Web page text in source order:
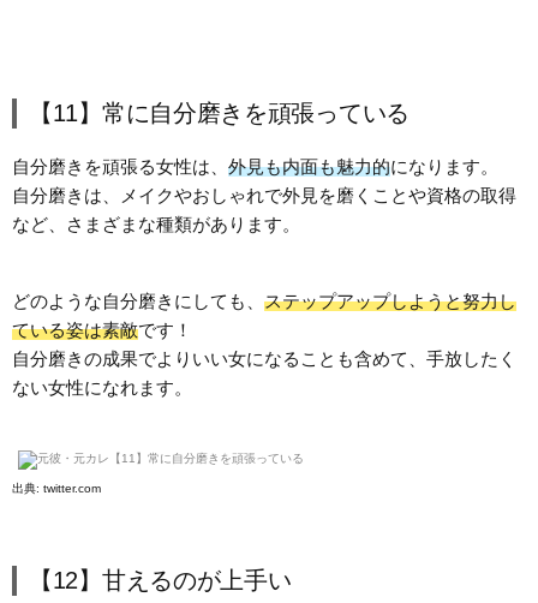
【11】常に自分磨きを頑張っている
自分磨きを頑張る女性は、 外見も内面も魅力的になります。
自分磨きは、メイクやおしゃれで外見を磨くことや資格の取得
など、さまざまな種類があります。
どのような自分磨きにしても、 ステップアップしようと努力し
ている姿は素敵です！
自分磨きの成果でよりいい女になることも含めて、手放したく
ない女性になれます。
出典: twitter.com
【12】甘えるのが上手い